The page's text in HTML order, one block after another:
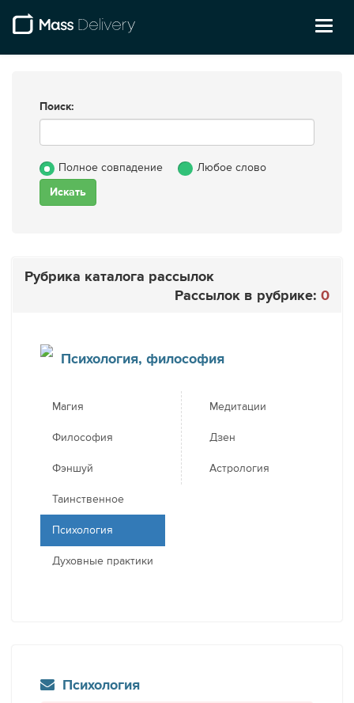
Поиск:
Полное совпадение Любое слово
Рубрика каталога рассылок
Рассылок в рубрике: 0
Психология, философия
Магия
Философия
Фэншуй
Таинственное
Психология
Духовные практики
Медитации
Дзен
Астрология
Психология